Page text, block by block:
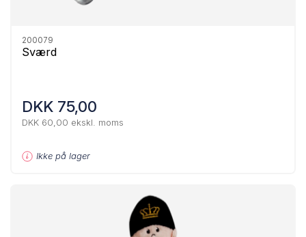
200079
Sværd
DKK 75,00
DKK 60,00 ekskl. moms
Ikke på lager